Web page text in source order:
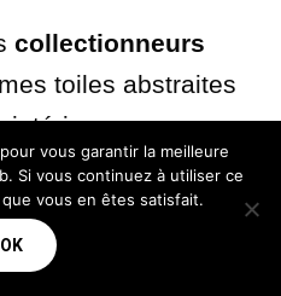
collectionneurs
toiles abstraites
intérieurs
et contemporains
continents.
Suisse,
vous garantir la meilleure
Si vous continuez à utiliser ce
vous en êtes satisfait.
OK